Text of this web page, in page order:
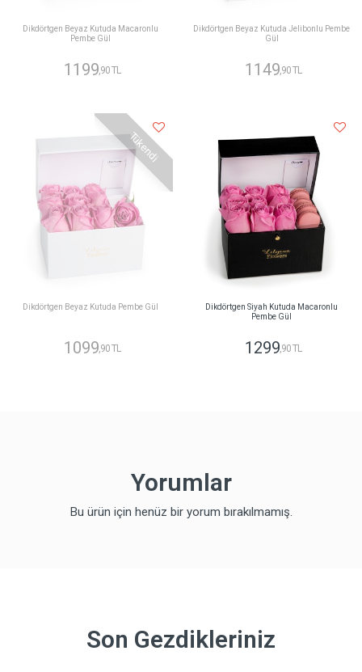
Dikdörtgen Beyaz Kutuda Macaronlu
Pembe Gül
1199 ,90 TL
Dikdörtgen Beyaz Kutuda Jelibonlu Pembe
Gül
1149 ,90 TL
Tükendi
Dikdörtgen Beyaz Kutuda Pembe Gül
1099,90 TL
Dikdörtgen Siyah Kutuda Macaronlu
Pembe Gül
1299,90 TL
Yorumlar
Bu ürün için henüz bir yorum bırakılmamış.
Son Gezdikleriniz